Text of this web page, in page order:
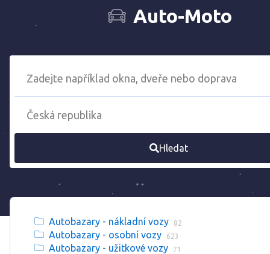
Auto-Moto
Hledat
Autobazary - nákladní vozy 82
Autobazary - osobní vozy 623
Autobazary - užitkové vozy 71